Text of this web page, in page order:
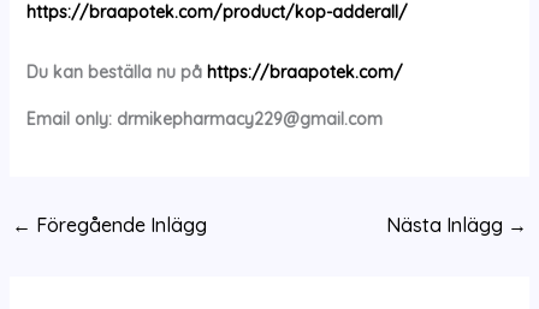
https://braapotek.com/product/kop-adderall/
Du kan beställa nu på https://braapotek.com/
Email only: drmikepharmacy229@gmail.com
← Föregående Inlägg Nästa Inlägg →